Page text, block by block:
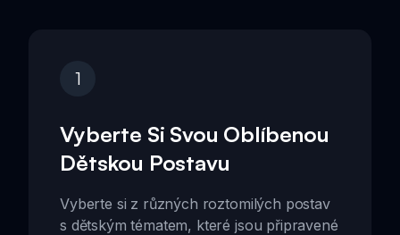
1
Vyberte Si Svou Oblíbenou
Dětskou Postavu
Vyberte si z různých roztomilých postav
s dětským tématem, které jsou připravené